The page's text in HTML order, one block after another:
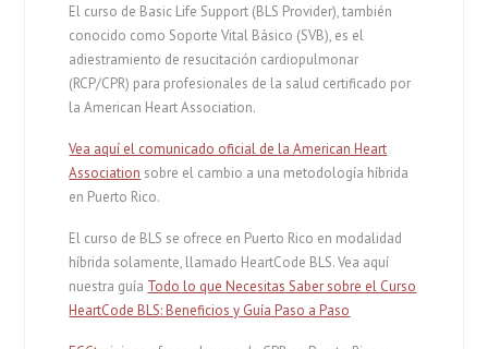
El curso de Basic Life Support (BLS Provider), también
conocido como Soporte Vital Básico (SVB), es el
adiestramiento de resucitación cardiopulmonar
(RCP/CPR) para profesionales de la salud certificado por
la American Heart Association.
Vea aquí el comunicado oficial de la American Heart
Association sobre el cambio a una metodología híbrida
en Puerto Rico.
El curso de BLS se ofrece en Puerto Rico en modalidad
híbrida solamente, llamado HeartCode BLS. Vea aquí
nuestra guía Todo lo que Necesitas Saber sobre el Curso
HeartCode BLS: Beneficios y Guía Paso a Paso